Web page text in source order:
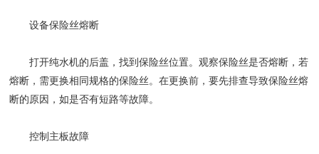
​​设备保险丝熔断​​
打开纯水机的后盖，找到保险丝位置。观察保险丝是否熔断，若
熔断，需更换相同规格的保险丝。在更换前，要先排查导致保险丝熔
断的原因，如是否有短路等故障。
​​控制主板故障​​